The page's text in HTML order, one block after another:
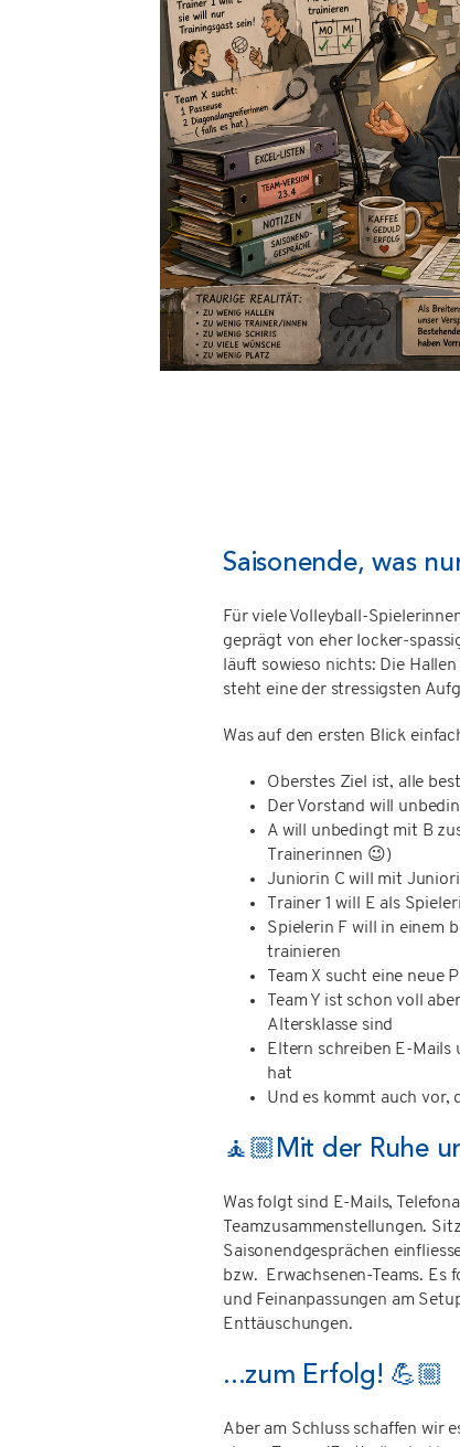
Saisonende, was
Für viele Volleyball-
geprägt von eher locker-
läuft sowieso nichts: Die
steht eine der stressigsten
Was auf den ersten Blick
Oberstes Ziel ist, alle
Der Vorstand will
A will unbedingt mit B
Trainerinnen 😉)
Juniorin C will mit
Trainer 1 will E als
Spielerin F will in einem
trainieren
Team X sucht eine neue
Team Y ist schon voll
Altersklasse sind
Eltern schreiben E-Mails
hat
Und es kommt auch vor,
🧘🏼Mit der Ruhe
Was folgt sind E-Mails,
Teamzusammenstellungen.
Saisonendgesprächen
bzw. Erwachsenen-Teams. Es
und Feinanpassungen am
Enttäuschungen.
...zum Erfolg! 💪🏼
Aber am Schluss schaffen wir